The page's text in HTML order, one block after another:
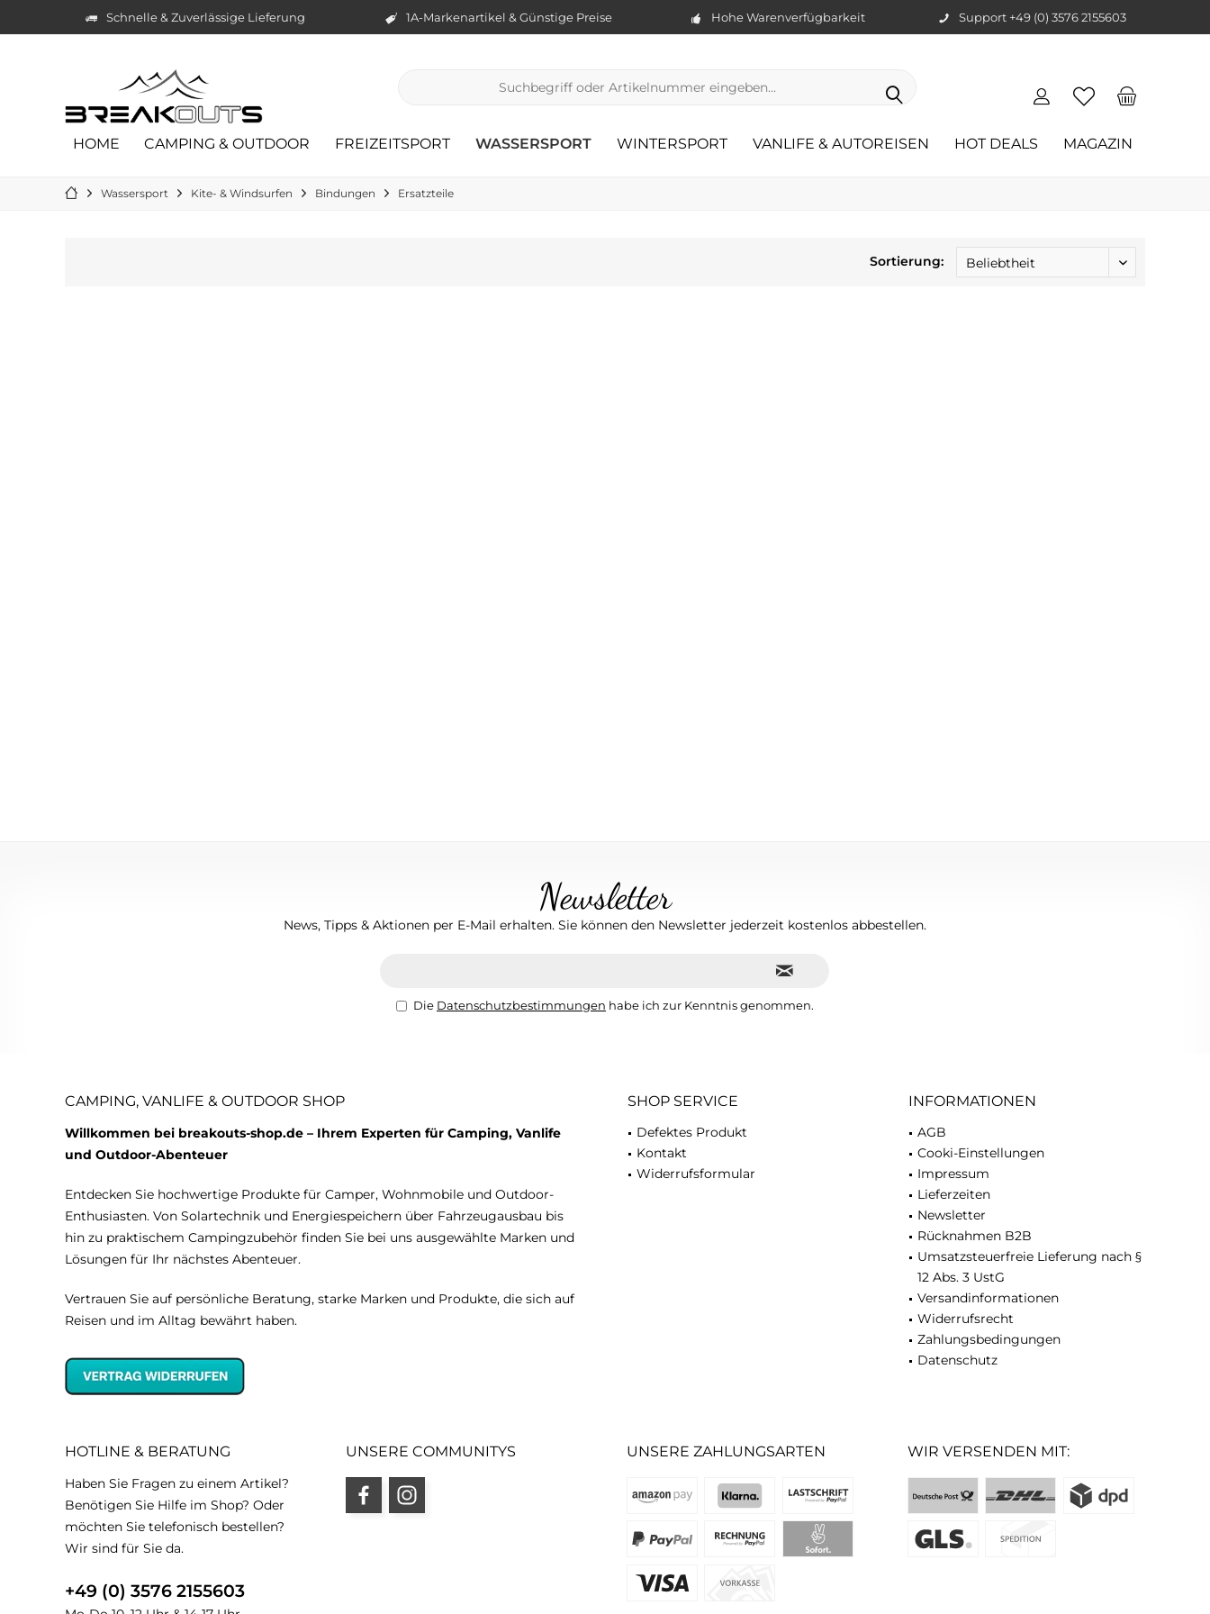
Schnelle & Zuverlässige Lieferung 1A-Markenartikel & Günstige Preise Hohe Warenverfügbarkeit Support +49 (0) 3576 2155603
HOME CAMPING & OUTDOOR FREIZEITSPORT WASSERSPORT WINTERSPORT VANLIFE & AUTOREISEN HOT DEALS MAGAZIN
Wassersport Kite- & Windsurfen Bindungen Ersatzteile
Sortierung:
Newsletter
News, Tipps & Aktionen per E-Mail erhalten. Sie können den Newsletter jederzeit kostenlos abbestellen.
Die Datenschutzbestimmungen habe ich zur Kenntnis genommen.
CAMPING, VANLIFE & OUTDOOR SHOP
Willkommen bei breakouts-shop.de – Ihrem Experten für Camping, Vanlife
und Outdoor-Abenteuer
Entdecken Sie hochwertige Produkte für Camper, Wohnmobile und Outdoor-
Enthusiasten. Von Solartechnik und Energiespeichern über Fahrzeugausbau bis
hin zu praktischem Campingzubehör finden Sie bei uns ausgewählte Marken und
Lösungen für Ihr nächstes Abenteuer.
Vertrauen Sie auf persönliche Beratung, starke Marken und Produkte, die sich auf
Reisen und im Alltag bewährt haben.
SHOP SERVICE
Defektes Produkt
Kontakt
Widerrufsformular
INFORMATIONEN
AGB
Cooki-Einstellungen
Impressum
Lieferzeiten
Newsletter
Rücknahmen B2B
Umsatzsteuerfreie Lieferung nach §
12 Abs. 3 UstG
Versandinformationen
Widerrufsrecht
Zahlungsbedingungen
Datenschutz
HOTLINE & BERATUNG
Haben Sie Fragen zu einem Artikel?
Benötigen Sie Hilfe im Shop? Oder
möchten Sie telefonisch bestellen?
Wir sind für Sie da.
+49 (0) 3576 2155603
UNSERE COMMUNITYS UNSERE ZAHLUNGSARTEN WIR VERSENDEN MIT: